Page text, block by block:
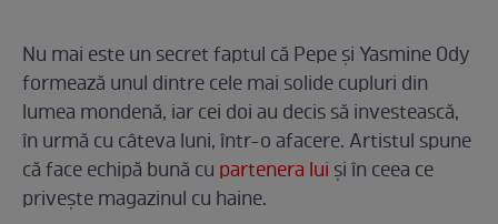
Nu mai este un secret faptul că Pepe și Yasmine Ody
formează unul dintre cele mai solide cupluri din
lumea mondenă, iar cei doi au decis să investească,
în urmă cu câteva luni, într-o afacere. Artistul spune
că face echipă bună cu partenera lui și în ceea ce
privește magazinul cu haine.